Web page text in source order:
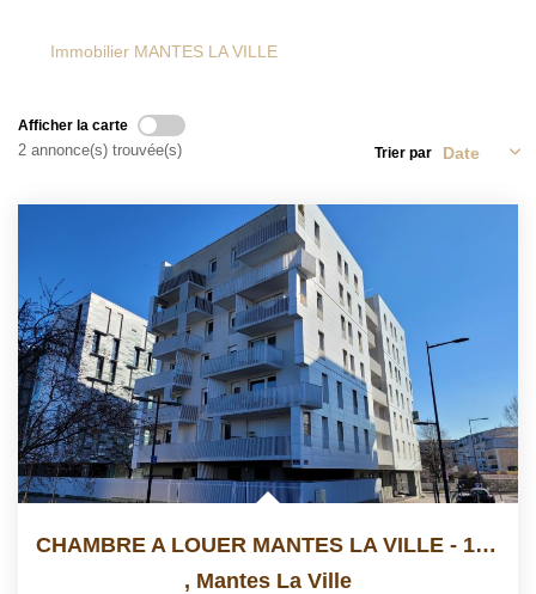
Immobilier MANTES LA VILLE
Afficher la carte
2 annonce(s) trouvée(s) Trier par
CHAMBRE A LOUER MANTES LA VILLE - 1 Pièce(s) - 9.04 M2
, Mantes La Ville